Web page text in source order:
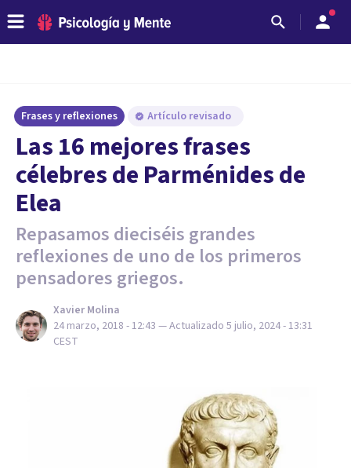
Frases y reflexiones Artículo revisado
Las 16 mejores frases
célebres de Parménides de
Elea
Repasamos dieciséis grandes
reflexiones de uno de los primeros
pensadores griegos.
Xavier Molina
24 marzo, 2018 - 12:43 — Actualizado 5 julio, 2024 - 13:31
CEST